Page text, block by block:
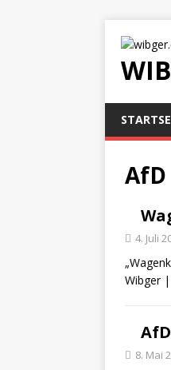
AfD
4. Juli
Wibger
8. Mai